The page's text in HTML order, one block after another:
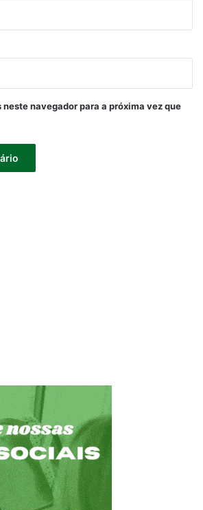
neste navegador para a próxima vez que